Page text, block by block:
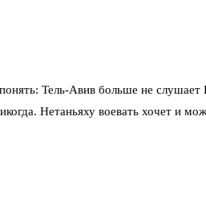
Тель-Авив больше не
Нетаньяху воевать хочет и